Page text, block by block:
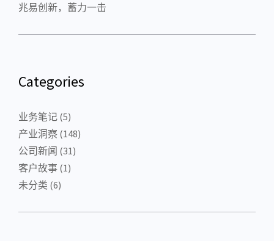
兆易创新，蓄力一击
Categories
业务笔记 (5)
产业洞察 (148)
公司新闻 (31)
客户故事 (1)
未分类 (6)